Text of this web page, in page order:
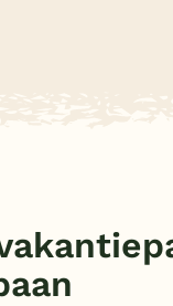
Bestemmingen